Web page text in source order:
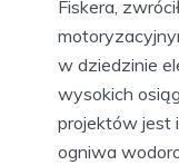
Fiskera,
w dziedzinie
wysokich
projektów jest
ogniwa